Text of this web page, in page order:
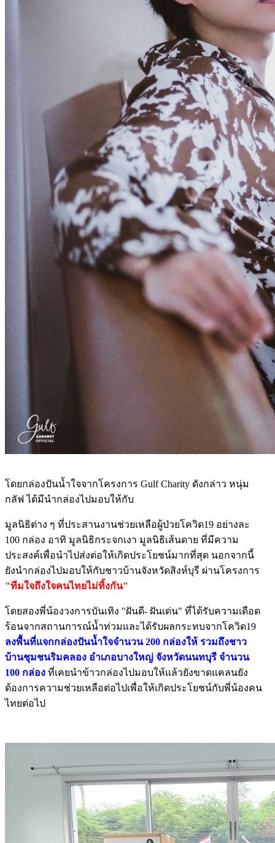
โดยกล่องปันน้ำใจจากโครงการ Gulf Charity ดังกล่าว หนุ่ม
กลัฟ ได้มีนำกล่องไปมอบให้กับ
มูลนิธิต่าง ๆ ที่ประสานงานช่วยเหลือผู้ป่วยโควิด19 อย่างละ
100 กล่อง อาทิ มูลนิธิกระจกเงา มูลนิธิเส้นดาย ที่มีความ
ประสงค์เพื่อนำไปส่งต่อให้เกิดประโยชน์มากที่สุด นอกจากนี้
ยังนำกล่องไปมอบให้กับชาวบ้านจังหวัดสิงห์บุรี ผ่านโครงการ
"ทีมใจถึงใจคนไทยไม่ทิ้งกัน"
โดยสองพี่น้องวงการบันเทิง "ฝันดี- ฝันเด่น" ที่ได้รับความเดือด
ร้อนจากสถานการณ์น้ำท่วมและได้รับผลกระทบจากโควิด19
ลงพื้นที่แจกกล่องปันน้ำใจจำนวน 200 กล่องให้ รวมถึงชาว
บ้านชุมชนริมคลอง อำเภอบางใหญ่ จังหวัดนนทบุรี จำนวน
100 กล่อง ที่เคยนำข้าวกล่องไปมอบให้แล้วยังขาดแคลนยัง
ต้องการความช่วยเหลือต่อไปเพื่อให้เกิดประโยชน์กับพี่น้องคน
ไทยต่อไป